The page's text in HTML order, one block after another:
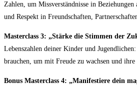
Zahlen, um Missverständnisse in
und Respekt in Freundschaften,
Masterclass 3: „Stärke die Stimmen der
Lebenszahlen deiner Kinder und
brauchen, um mit Freude zu wachsen und
Bonus Masterclass 4: „Manifestiere dein